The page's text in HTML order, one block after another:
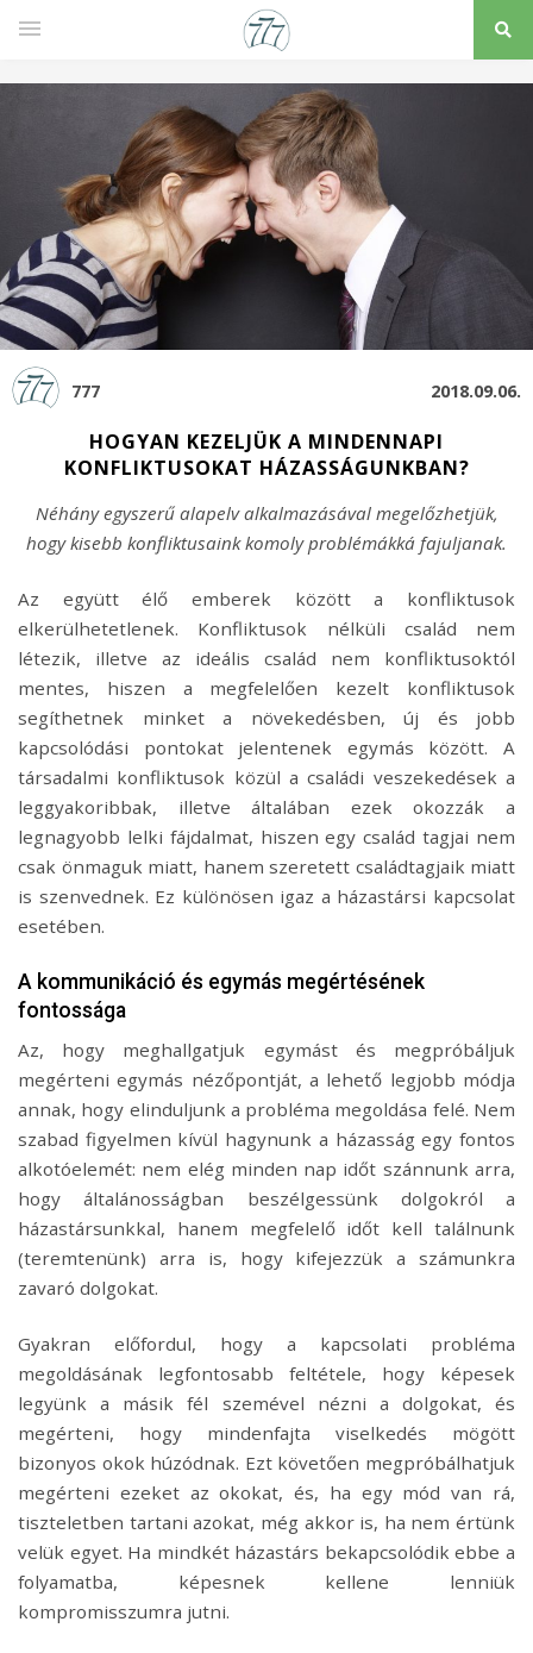
777 2018.09.06.
HOGYAN KEZELJÜK A MINDENNAPI
KONFLIKTUSOKAT HÁZASSÁGUNKBAN?
Néhány egyszerű alapelv alkalmazásával megelőzhetjük,
hogy kisebb konfliktusaink komoly problémákká fajuljanak.
Az együtt élő emberek között a konfliktusok
elkerülhetetlenek. Konfliktusok nélküli család nem
létezik, illetve az ideális család nem konfliktusoktól
mentes, hiszen a megfelelően kezelt konfliktusok
segíthetnek minket a növekedésben, új és jobb
kapcsolódási pontokat jelentenek egymás között. A
társadalmi konfliktusok közül a családi veszekedések a
leggyakoribbak, illetve általában ezek okozzák a
legnagyobb lelki fájdalmat, hiszen egy család tagjai nem
csak önmaguk miatt, hanem szeretett családtagjaik miatt
is szenvednek. Ez különösen igaz a házastársi kapcsolat
esetében.
A kommunikáció és egymás megértésének
fontossága
Az, hogy meghallgatjuk egymást és megpróbáljuk
megérteni egymás nézőpontját, a lehető legjobb módja
annak, hogy elinduljunk a probléma megoldása felé. Nem
szabad figyelmen kívül hagynunk a házasság egy fontos
alkotóelemét: nem elég minden nap időt szánnunk arra,
hogy általánosságban beszélgessünk dolgokról a
házastársunkkal, hanem megfelelő időt kell találnunk
(teremtenünk) arra is, hogy kifejezzük a számunkra
zavaró dolgokat.
Gyakran előfordul, hogy a kapcsolati probléma
megoldásának legfontosabb feltétele, hogy képesek
legyünk a másik fél szemével nézni a dolgokat, és
megérteni, hogy mindenfajta viselkedés mögött
bizonyos okok húzódnak. Ezt követően megpróbálhatjuk
megérteni ezeket az okokat, és, ha egy mód van rá,
tiszteletben tartani azokat, még akkor is, ha nem értünk
velük egyet. Ha mindkét házastárs bekapcsolódik ebbe a
folyamatba, képesnek kellene lenniük
kompromisszumra jutni.